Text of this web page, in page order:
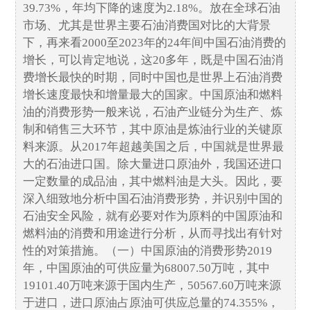
39.73%，年均下降的速度为2.18%。放在全球石油
市场、尤其是世界主要石油消费国对比的大背景
下，再来看2000至2023年的24年间中国石油消费的
增长，可以肯定地说，这20多年，既是中国石油消
费增长最快的时期，同时中国也是世界上石油消费
增长速度最快和增量最大的国家。中国原油和燃料
油的消费形势一般来说，石油产业链分为生产、炼
制和销售三大环节，其中原油是炼油行业的关键原
料来源。从2017年超越美国之后，中国就是世界最
大的石油进口国。除大量进口原油外，我国还进口
一定数量的成品油，其中燃料油是大头。因此，要
深入细致地分析中国石油消费形势，并识别中国的
石油安全风险，就有必要对作为原料的中国原油和
燃料油的消费和用途进行分析，从而寻找出有针对
性的对策措施。（一）中国原油的消费形势2019
年，中国原油的可供应量为68007.50万吨，其中
19101.40万吨来源于国内生产，50567.60万吨来源
于进口，进口原油占原油可供应总量的74.355%，